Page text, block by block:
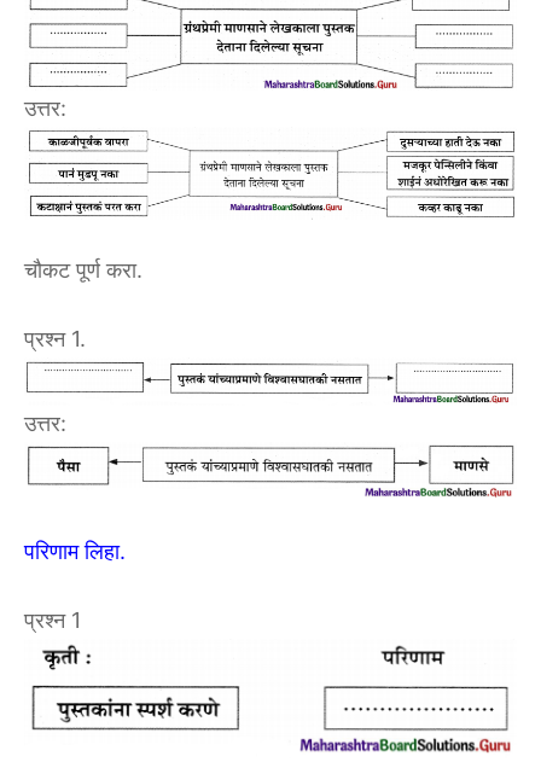
उत्तर:
चौकट पूर्ण करा.
प्रश्न 1.
उत्तर:
परिणाम लिहा.
प्रश्न 1